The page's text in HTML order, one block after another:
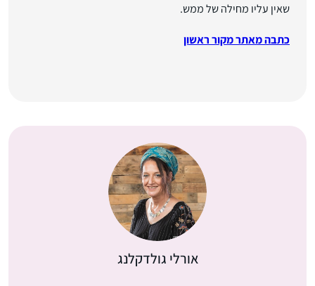
שאין עליו מחילה של ממש.
כתבה מאתר מקור ראשון
אורלי גולדקלנג